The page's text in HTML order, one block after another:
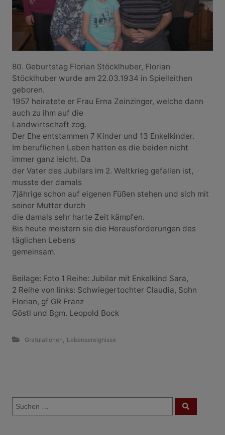
80. Geburtstag Florian Stöcklhuber, Florian
Stöcklhuber wurde am 22.03.1934 in Spielleithen
geboren.
1957 heiratete er Frau Erna Zeinzinger, welche dann
auch zu ihm auf die
Landwirtschaft zog.
Der Ehe entstammen 7 Kinder und 13 Enkelkinder.
Im beruflichen Leben hatten es die beiden nicht
immer ganz leicht. Da
der Vater des Jubilars im 2. Weltkrieg gefallen ist,
musste der damals
7jährige schon auf eigenen Füßen stehen und sich mit
seiner Mutter durch
die damals sehr harte Zeit kämpfen.
Bis heute meistern sie die Herausforderungen des
täglichen Lebens
gemeinsam.
Beilage: Foto 1 Reihe: Jubilar mit Enkelkind Sara,
2 Reihe von links: Schwiegertochter Claudia, Sohn
Florian, gf GR Franz
Göstl und Bgm. Leopold Bock
Gratulationen Lebensereignisse
e
S